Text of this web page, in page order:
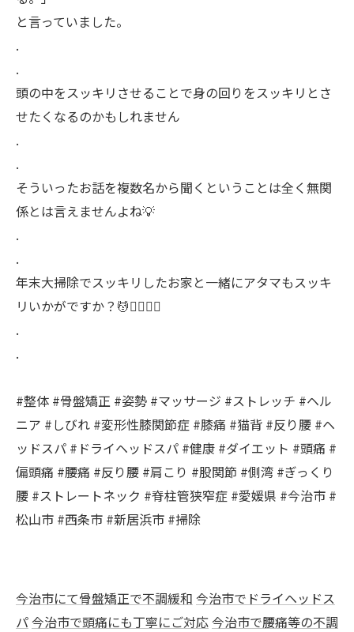
と言っていました。
.
.
頭の中をスッキリさせることで身の回りをスッキリとさ
せたくなるのかもしれません
.
.
そういったお話を複数名から聞くということは全く無関
係とは言えませんよね💡
.
.
年末大掃除でスッキリしたお家と一緒にアタマもスッキ
リいかがですか？💆💆‍♀️💆‍♂️
.
.
#整体 #骨盤矯正 #姿勢 #マッサージ #ストレッチ #ヘル
ニア #しびれ #変形性膝関節症 #膝痛 #猫背 #反り腰 #ヘ
ッドスパ #ドライヘッドスパ #健康 #ダイエット #頭痛 #
偏頭痛 #腰痛 #反り腰 #肩こり #股関節 #側湾 #ぎっくり
腰 #ストレートネック #脊柱管狭窄症 #愛媛県 #今治市 #
松山市 #西条市 #新居浜市 #掃除
今治市にて骨盤矯正で不調緩和 今治市でドライヘッドス
パ今治市で頭痛にも丁寧にご対応今治市で腰痛等の不調